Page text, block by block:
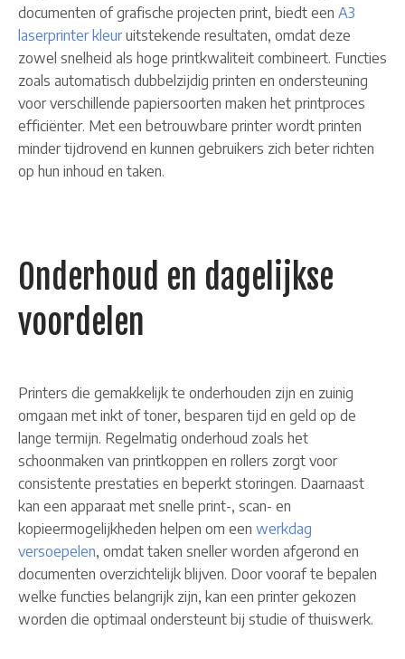
documenten of grafische projecten print, biedt een A3
laserprinter kleuruitstekende resultaten, omdat deze
zowel snelheid als hoge printkwaliteit combineert. Functies
zoals automatisch dubbelzijdig printen en ondersteuning
voor verschillende papiersoorten maken het printproces
efficiënter. Met een betrouwbare printer wordt printen
minder tijdrovend en kunnen gebruikers zich beter richten
op hun inhoud en taken.
Onderhoud en dagelijkse
voordelen
Printers die gemakkelijk te onderhouden zijn en zuinig
omgaan met inkt of toner, besparen tijd en geld op de
lange termijn. Regelmatig onderhoud zoals het
schoonmaken van printkoppen en rollers zorgt voor
consistente prestaties en beperkt storingen. Daarnaast
kan een apparaat met snelle print-, scan- en
kopieermogelijkheden helpen om een werkdag
versoepelen, omdat taken sneller worden afgerond en
documenten overzichtelijk blijven. Door vooraf te bepalen
welke functies belangrijk zijn, kan een printer gekozen
worden die optimaal ondersteunt bij studie of thuiswerk.